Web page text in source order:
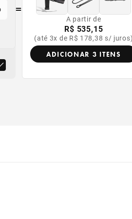
=
A partir de
R$ 535,15
(até 3x de R$ 178,38 s/ juros)
ADICIONAR 3 ITENS